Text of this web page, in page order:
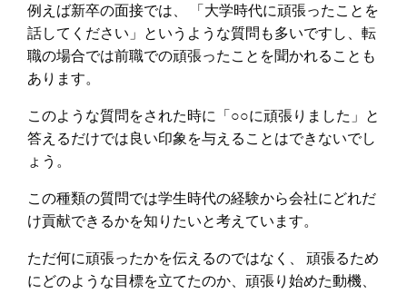
例えば新卒の面接では、 「大学時代に頑張ったことを
話してください」というような質問も多いですし、転
職の場合では前職での頑張ったことを聞かれることも
あります。
このような質問をされた時に「○○に頑張りました」と
答えるだけでは良い印象を与えることはできないでし
ょう。
この種類の質問では学生時代の経験から会社にどれだ
け貢献できるかを知りたいと考えています。
ただ何に頑張ったかを伝えるのではなく、 頑張るため
にどのような目標を立てたのか、頑張り始めた動機、